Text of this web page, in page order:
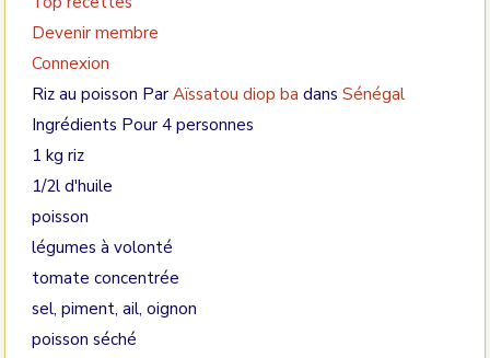
Devenir membre
Connexion
Riz au poisson Par Aïssatou diop ba dans Sénégal
Ingrédients Pour 4 personnes
1 kg riz
1/2l d'huile
poisson
légumes à volonté
tomate concentrée
sel, piment, ail, oignon
poisson séché